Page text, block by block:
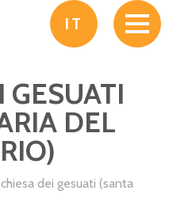
IT
GESUATI
DEL
chiesa dei gesuati (santa